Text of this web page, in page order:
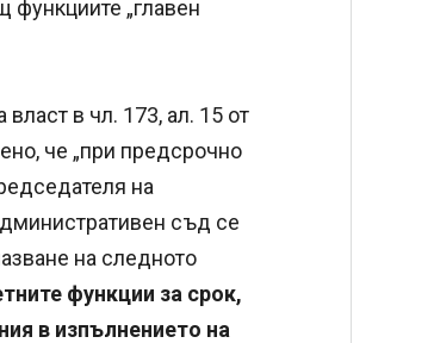
„главен
в чл. 173, ал. 15 от
че „при предсрочно
на
съд се
на следното
функции за срок,
в изпълнението на